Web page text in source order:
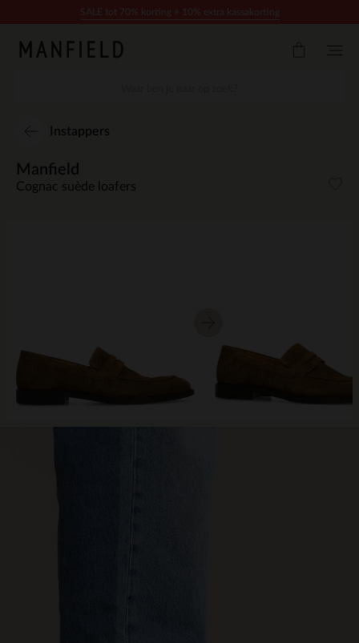
Instappers
Manfield
Cognac suède loafers